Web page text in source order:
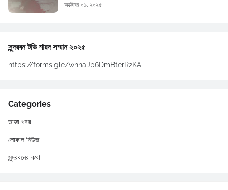
অক্টোবর ০১, ২০২৫
সুন্দরবন টভি শারদ সম্মান ২০২৫
https://forms.gle/whnaJp6DmBterR2KA
Categories
তাজা খবর
লোকাল নিউজ
সুন্দরবনের কথা